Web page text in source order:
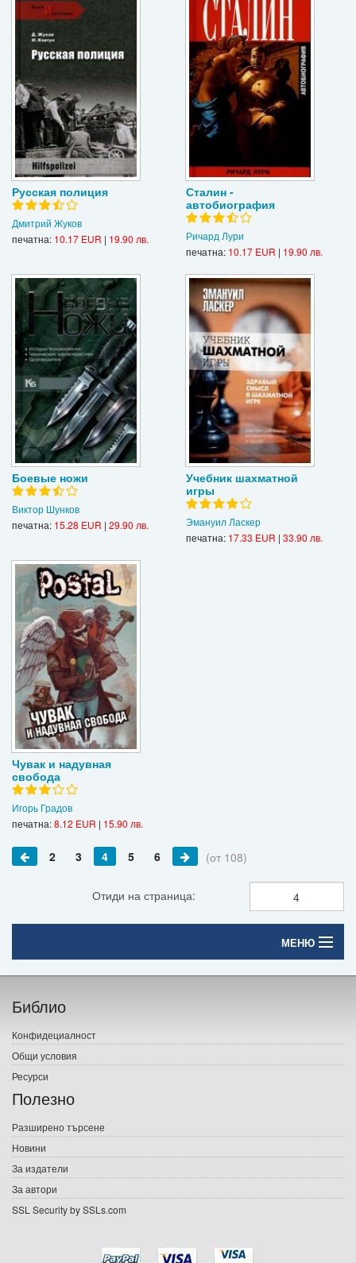
Русская полиция
Дмитрий Жуков
печатна: 10.17 EUR | 19.90 лв.
Сталин -
автобиография
Ричард Лури
печатна: 10.17 EUR | 19.90 лв.
Боевые ножи
Виктор Шунков
печатна: 15.28 EUR | 29.90 лв.
Учебник шахматной
игры
Эмануил Ласкер
печатна: 17.33 EUR | 33.90 лв.
Чувак и надувная
свобода
Игорь Градов
печатна:8.12 EUR | 15.90 лв.
2 3 4 5 6 (от 108)
Отиди на страница:
МЕНЮ
Начало
Печатни книги
Електронни книги
Е-списания
Подаръци
Ваучери
Библио
Конфидециалност
Общи условия
Ресурси
Полезно
Разширено търсене
Новини
За издатели
За автори
SSL Security by SSLs.com